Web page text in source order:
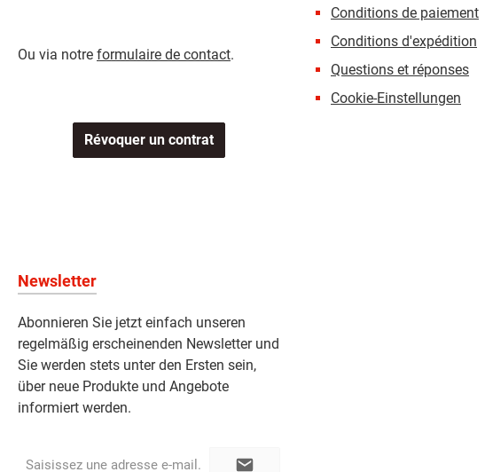
Ou via notre formulaire de contact.
Révoquer un contrat
Conditions de paiement
Conditions d'expédition
Questions et réponses
Cookie-Einstellungen
Newsletter
Abonnieren Sie jetzt einfach unseren
regelmäßig erscheinenden Newsletter und
Sie werden stets unter den Ersten sein,
über neue Produkte und Angebote
informiert werden.